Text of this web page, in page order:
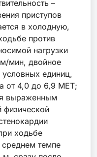
–
приступов
в холодную,
против
нагрузки
мин, двойное
единиц,
от 4,0 до 6,9 МЕТ;
выраженным
физической
ходьбе
среднем темпе